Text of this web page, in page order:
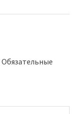
Обязательные